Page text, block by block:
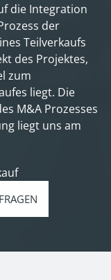
die Integration
der
Teilverkaufs
des Projektes,
zum
liegt. Die
M&A Prozesses
liegt uns am